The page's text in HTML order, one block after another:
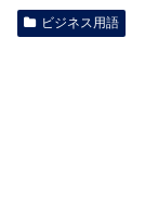
ビジネス用語